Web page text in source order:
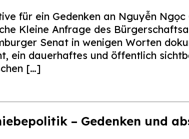
für ein Gedenken an Nguyễn
Kleine Anfrage des
Senat in wenigen Worten
ein dauerhaftes und öffentlich
[…]
– Gedenken und